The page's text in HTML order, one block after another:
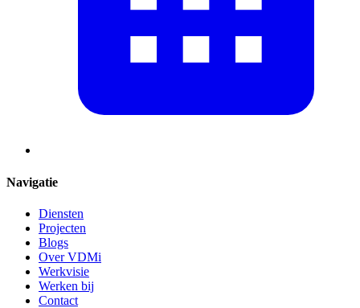
Navigatie
Diensten
Projecten
Blogs
Over VDMi
Werkvisie
Werken bij
Contact